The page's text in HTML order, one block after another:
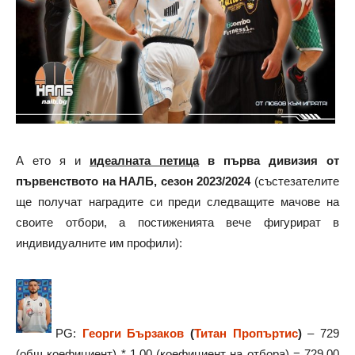
А ето я и идеалната петицав първа дивизия от
първенството на НАЛБ, сезон 2023/2024(състезателите
ще получат наградите си преди следващите мачове на
своите отбори, а постиженията вече фигурират в
индивидуалните им профили):
PG: Георги Бързаков (Титан Пропъртис)– 729